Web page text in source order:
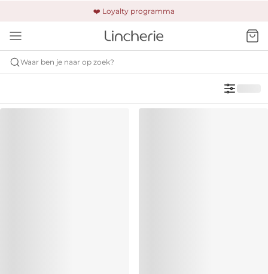
❤️ Loyalty programma
🚚 Gratis verzending & retour
🔒 Altijd veilig betalen
Waar ben je naar op zoek?